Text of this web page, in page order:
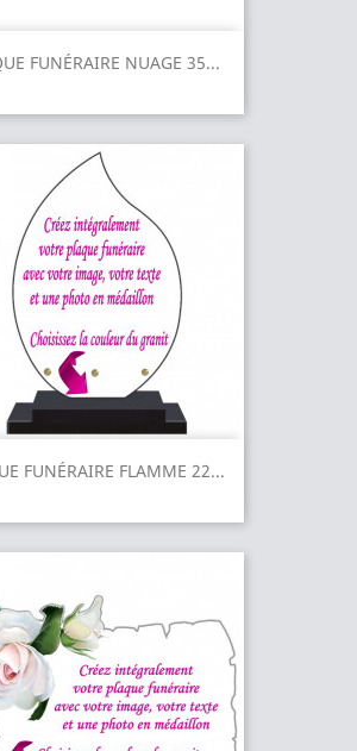
FUNÉRAIRE NUAGE 35...
FUNÉRAIRE FLAMME 22...